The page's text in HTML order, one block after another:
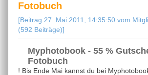
Fotobuch
[Beitrag 27. Mai 2011, 14:35:50 vom
(592 Beiträge)]
Myphotobook - 55 %
Fotobuch
! Bis Ende Mai kannst du bei